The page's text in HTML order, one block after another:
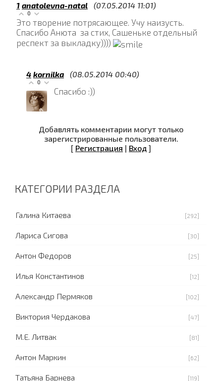
1 anatolevna-natal (07.05.2014 11:01)
0
Это творение потрясающее. Учу наизусть.
Спасибо Анюта за стих, Сашеньке отдельный
респект за выкладку))))
4 kornilka (08.05.2014 00:40)
0
Спасибо :))
Добавлять комментарии могут только
зарегистрированные пользователи.
[ Регистрация | Вход ]
КАТЕГОРИИ РАЗДЕЛА
Галина Китаева [292]
Лариса Сигова [30]
Антон Федоров [25]
Илья Константинов [12]
Александр Пермяков [102]
Виктория Чердакова [47]
М.Е. Литвак [81]
Антон Маркин [62]
Татьяна Барнева [119]